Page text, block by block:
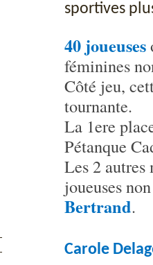
sportives
40 joueuses
féminines
Côté jeu,
tournante.
La 1ere
Pétanque
Les 2 autres
joueuses
Bertrand.
Carole